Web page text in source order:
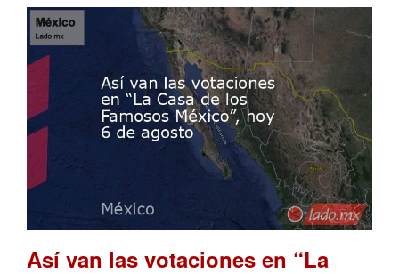
Así van las votaciones en “La